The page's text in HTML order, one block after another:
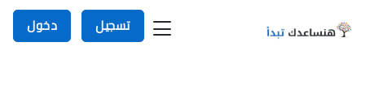
تسجيل دخول